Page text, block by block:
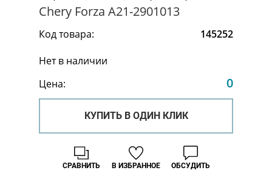
Chery Forza A21-2901013
Код товара:
145252
Нет в наличии
Цена:
0
КУПИТЬ В ОДИН КЛИК
В ИЗБРАННОЕ
СРАВНИТЬ ОБСУДИТЬ